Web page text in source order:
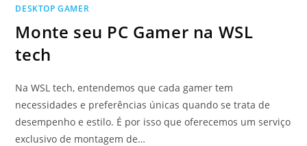
DESKTOP GAMER
Monte seu PC Gamer na WSL
tech
Na WSL tech, entendemos que cada gamer tem
necessidades e preferências únicas quando se trata de
desempenho e estilo. É por isso que oferecemos um serviço
exclusivo de montagem de…